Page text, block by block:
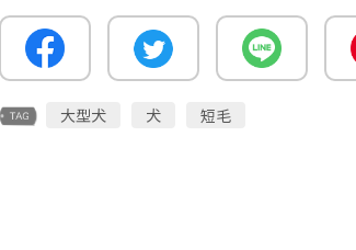
大型犬 犬 短毛